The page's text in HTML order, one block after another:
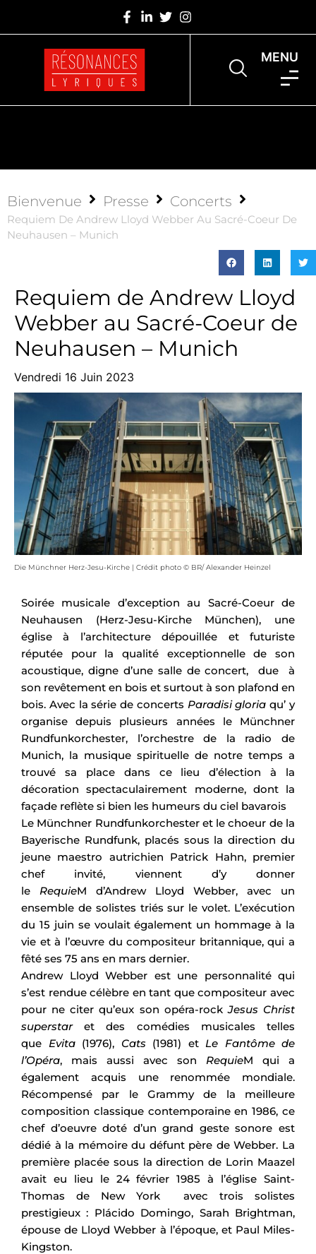
MENU
Bienvenue Presse Concerts
Requiem De Andrew Lloyd Webber Au Sacré-Coeur De
Neuhausen – Munich
Requiem de Andrew Lloyd
Webber au Sacré-Coeur de
Neuhausen – Munich
Vendredi 16 Juin 2023
Die Münchner Herz-Jesu-Kirche | Crédit photo © BR/ Alexander Heinzel
Soirée musicale d’exception au Sacré-Coeur de
Neuhausen (Herz-Jesu-Kirche München), une
église à l’architecture dépouillée et futuriste
réputée pour la qualité exceptionnelle de son
acoustique, digne d’une salle de concert, due à
son revêtement en bois et surtout à son plafond en
bois. Avec la série de concerts Paradisi gloria qu’ y
organise depuis plusieurs années le Münchner
Rundfunkorchester, l’orchestre de la radio de
Munich, la musique spirituelle de notre temps a
trouvé sa place dans ce lieu d’élection à la
décoration spectaculairement moderne, dont la
façade reflète si bien les humeurs du ciel bavarois
Le Münchner Rundfunkorchester et le choeur de la
Bayerische Rundfunk, placés sous la direction du
jeune maestro autrichien Patrick Hahn, premier
chef invité, viennent d’y donner
le RequieM d’Andrew Lloyd Webber, avec un
ensemble de solistes triés sur le volet. L’exécution
du 15 juin se voulait également un hommage à la
vie et à l’œuvre du compositeur britannique, qui a
fêté ses 75 ans en mars dernier.
Andrew Lloyd Webber est une personnalité qui
s’est rendue célèbre en tant que compositeur avec
pour ne citer qu’eux son opéra-rockJesus Christ
superstaret des comédies musicales telles
que Evita(1976), Cats (1981) et Le Fantôme de
l’Opéra, mais aussi avec son RequieM qui a
également acquis une renommée mondiale.
Récompensé par le Grammy de la meilleure
composition classique contemporaine en 1986, ce
chef d’oeuvre doté d’un grand geste sonore est
dédié à la mémoire du défunt père de Webber. La
première placée sous la direction de Lorin Maazel
avait eu lieu le 24 février 1985 à l’église Saint-
Thomas de New York avec trois solistes
prestigieux : Plácido Domingo, Sarah Brightman,
épouse de Lloyd Webber à l’époque, et Paul Miles-
Kingston.